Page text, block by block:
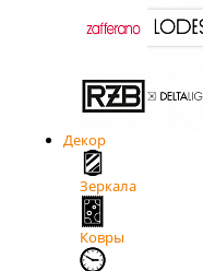
Декор
Зеркала
Ковры